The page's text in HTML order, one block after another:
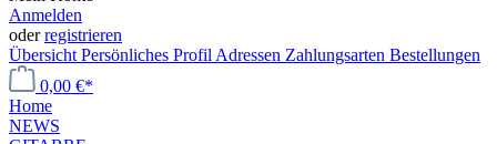
Anmelden
oderregistrieren
Übersicht Persönliches Profil Adressen Zahlungsarten Bestellungen
0,00 €*
Home
NEWS